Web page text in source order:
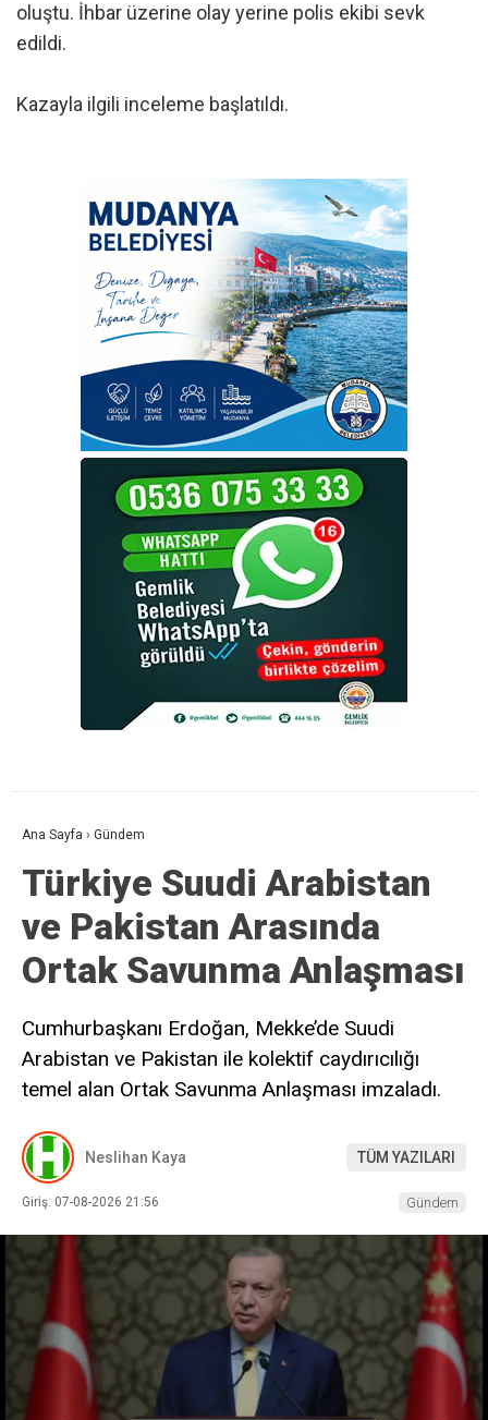
oluştu. İhbar üzerine olay yerine polis ekibi sevk
edildi.
Kazayla ilgili inceleme başlatıldı.
Ana Sayfa › Gündem
Türkiye Suudi Arabistan
ve Pakistan Arasında
Ortak Savunma Anlaşması
Cumhurbaşkanı Erdoğan, Mekke’de Suudi
Arabistan ve Pakistan ile kolektif caydırıcılığı
temel alan Ortak Savunma Anlaşması imzaladı.
Neslihan Kaya TÜM YAZILARI
Giriş: 07-08-2026 21:56 Gündem